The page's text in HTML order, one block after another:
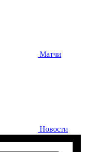
Матчи
Новости